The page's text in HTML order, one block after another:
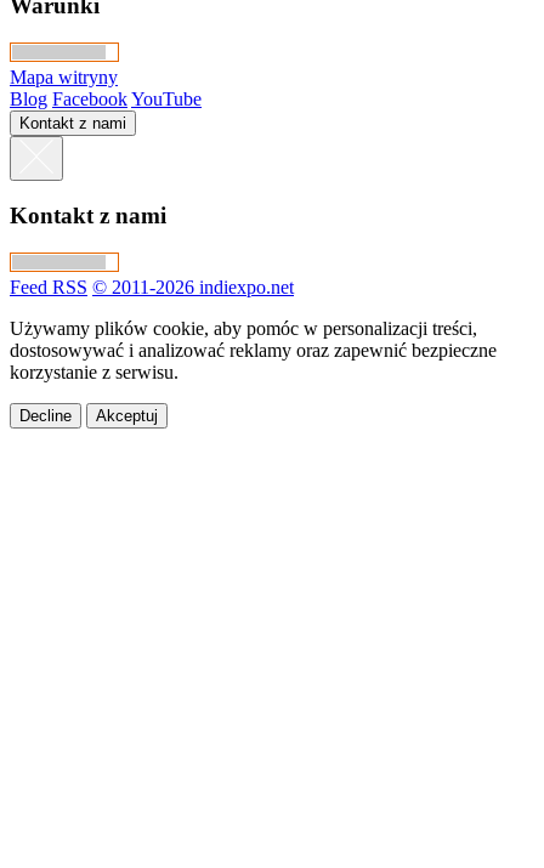
Warunki
Mapa witryny
Blog FacebookYouTube
Kontakt z nami
Kontakt z nami
Feed RSS © 2011-2026 indiexpo.net
Używamy plików cookie, aby pomóc w personalizacji treści,
dostosowywać i analizować reklamy oraz zapewnić bezpieczne
korzystanie z serwisu.
Decline Akceptuj